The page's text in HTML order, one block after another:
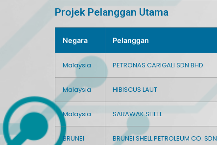
Projek Pelanggan Utama
Negara Pelanggan
Malaysia PETRONAS CARIGALI SDN BHD
Malaysia HIBISCUS LAUT
Malaysia SARAWAK SHELL
BRUNEI BRUNEI SHELL PETROLEUM CO.